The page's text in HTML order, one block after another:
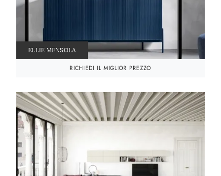
ELLIE MENSOLA
RICHIEDI IL MIGLIOR PREZZO